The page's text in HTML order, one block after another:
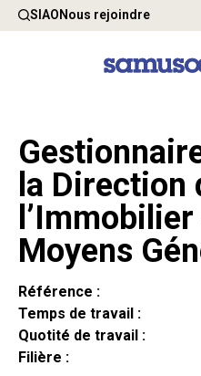
SIAONous rejoindre
la Direction
Moyens
Référence :
Temps de travail :
Quotité de travail :
Filière :